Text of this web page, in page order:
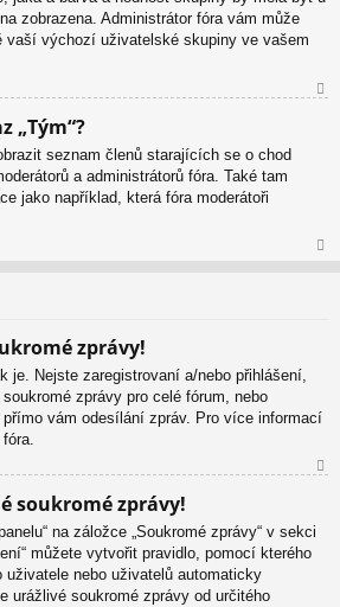
zobrazena. Administrátor fóra vám může
vaší výchozí uživatelské skupiny ve vašem
„Tým“?
seznam členů starajících se o chod
a administrátorů fóra. Také tam
jako například, která fóra moderátoři
zprávy!
je. Nejste zaregistrovaní a/nebo přihlášení,
zprávy pro celé fórum, nebo
vám odesílání zpráv. Pro více informací
or
soukromé zprávy!
na záložce „Soukromé zprávy“ v sekci
můžete vytvořit pravidlo, pomocí kterého
uživatele nebo uživatelů automaticky
urážlivé soukromé zprávy od určitého